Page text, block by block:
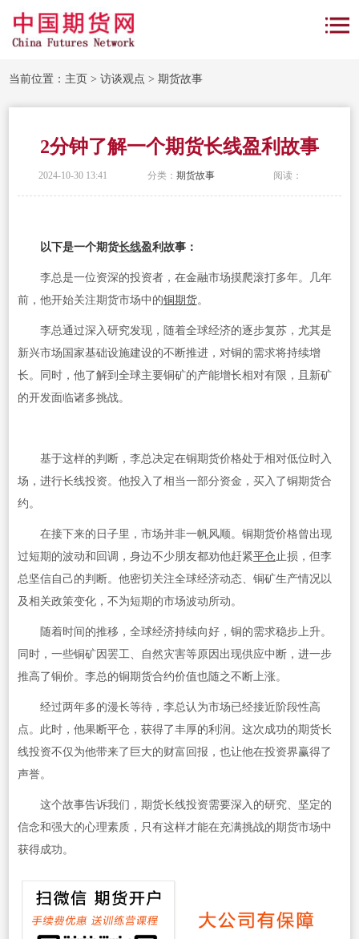
当前位置： 主页 >访谈观点 >期货故事
2分钟了解一个期货长线盈利故事
2024-10-30 13:41 分类： 期货故事 阅读：
以下是一个期货长线盈利故事：
李总是一位资深的投资者，在金融市场摸爬滚打多年。几年
前，他开始关注期货市场中的铜期货。
李总通过深入研究发现，随着全球经济的逐步复苏，尤其是
新兴市场国家基础设施建设的不断推进，对铜的需求将持续增
长。同时，他了解到全球主要铜矿的产能增长相对有限，且新矿
的开发面临诸多挑战。
基于这样的判断，李总决定在铜期货价格处于相对低位时入
场，进行长线投资。他投入了相当一部分资金，买入了铜期货合
约。
在接下来的日子里，市场并非一帆风顺。铜期货价格曾出现
过短期的波动和回调，身边不少朋友都劝他赶紧平仓 止损，但李
总坚信自己的判断。他密切关注全球经济动态、铜矿生产情况以
及相关政策变化，不为短期的市场波动所动。
随着时间的推移，全球经济持续向好，铜的需求稳步上升。
同时，一些铜矿因罢工、自然灾害等原因出现供应中断，进一步
推高了铜价。李总的铜期货合约价值也随之不断上涨。
经过两年多的漫长等待，李总认为市场已经接近阶段性高
点。此时，他果断平仓，获得了丰厚的利润。这次成功的期货长
线投资不仅为他带来了巨大的财富回报，也让他在投资界赢得了
声誉。
这个故事告诉我们，期货长线投资需要深入的研究、坚定的
信念和强大的心理素质，只有这样才能在充满挑战的期货市场中
获得成功。